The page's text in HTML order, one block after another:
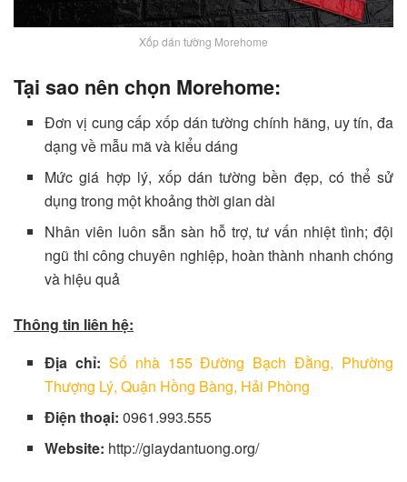
Xốp dán tường Morehome
Tại sao nên chọn Morehome:
Đơn vị cung cấp xốp dán tường chính hãng, uy tín, đa
dạng về mẫu mã và kiểu dáng
Mức giá hợp lý, xốp dán tường bền đẹp, có thể sử
dụng trong một khoảng thời gian dài
Nhân viên luôn sẵn sàn hỗ trợ, tư vấn nhiệt tình; đội
ngũ thi công chuyên nghiệp, hoàn thành nhanh chóng
và hiệu quả
Thông tin liên hệ:
Địa chỉ: Số nhà 155 Đường Bạch Đằng, Phường
Thượng Lý, Quận Hồng Bàng, Hải Phòng
Điện thoại:0961.993.555
Website: http://giaydantuong.org/